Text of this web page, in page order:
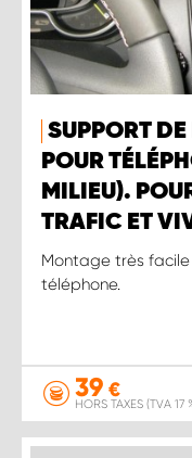
SUPPORT
POUR
MILIEU).
TRAFIC ET
Montage très
téléphone.
39 €
HORS TAXES (TVA 17